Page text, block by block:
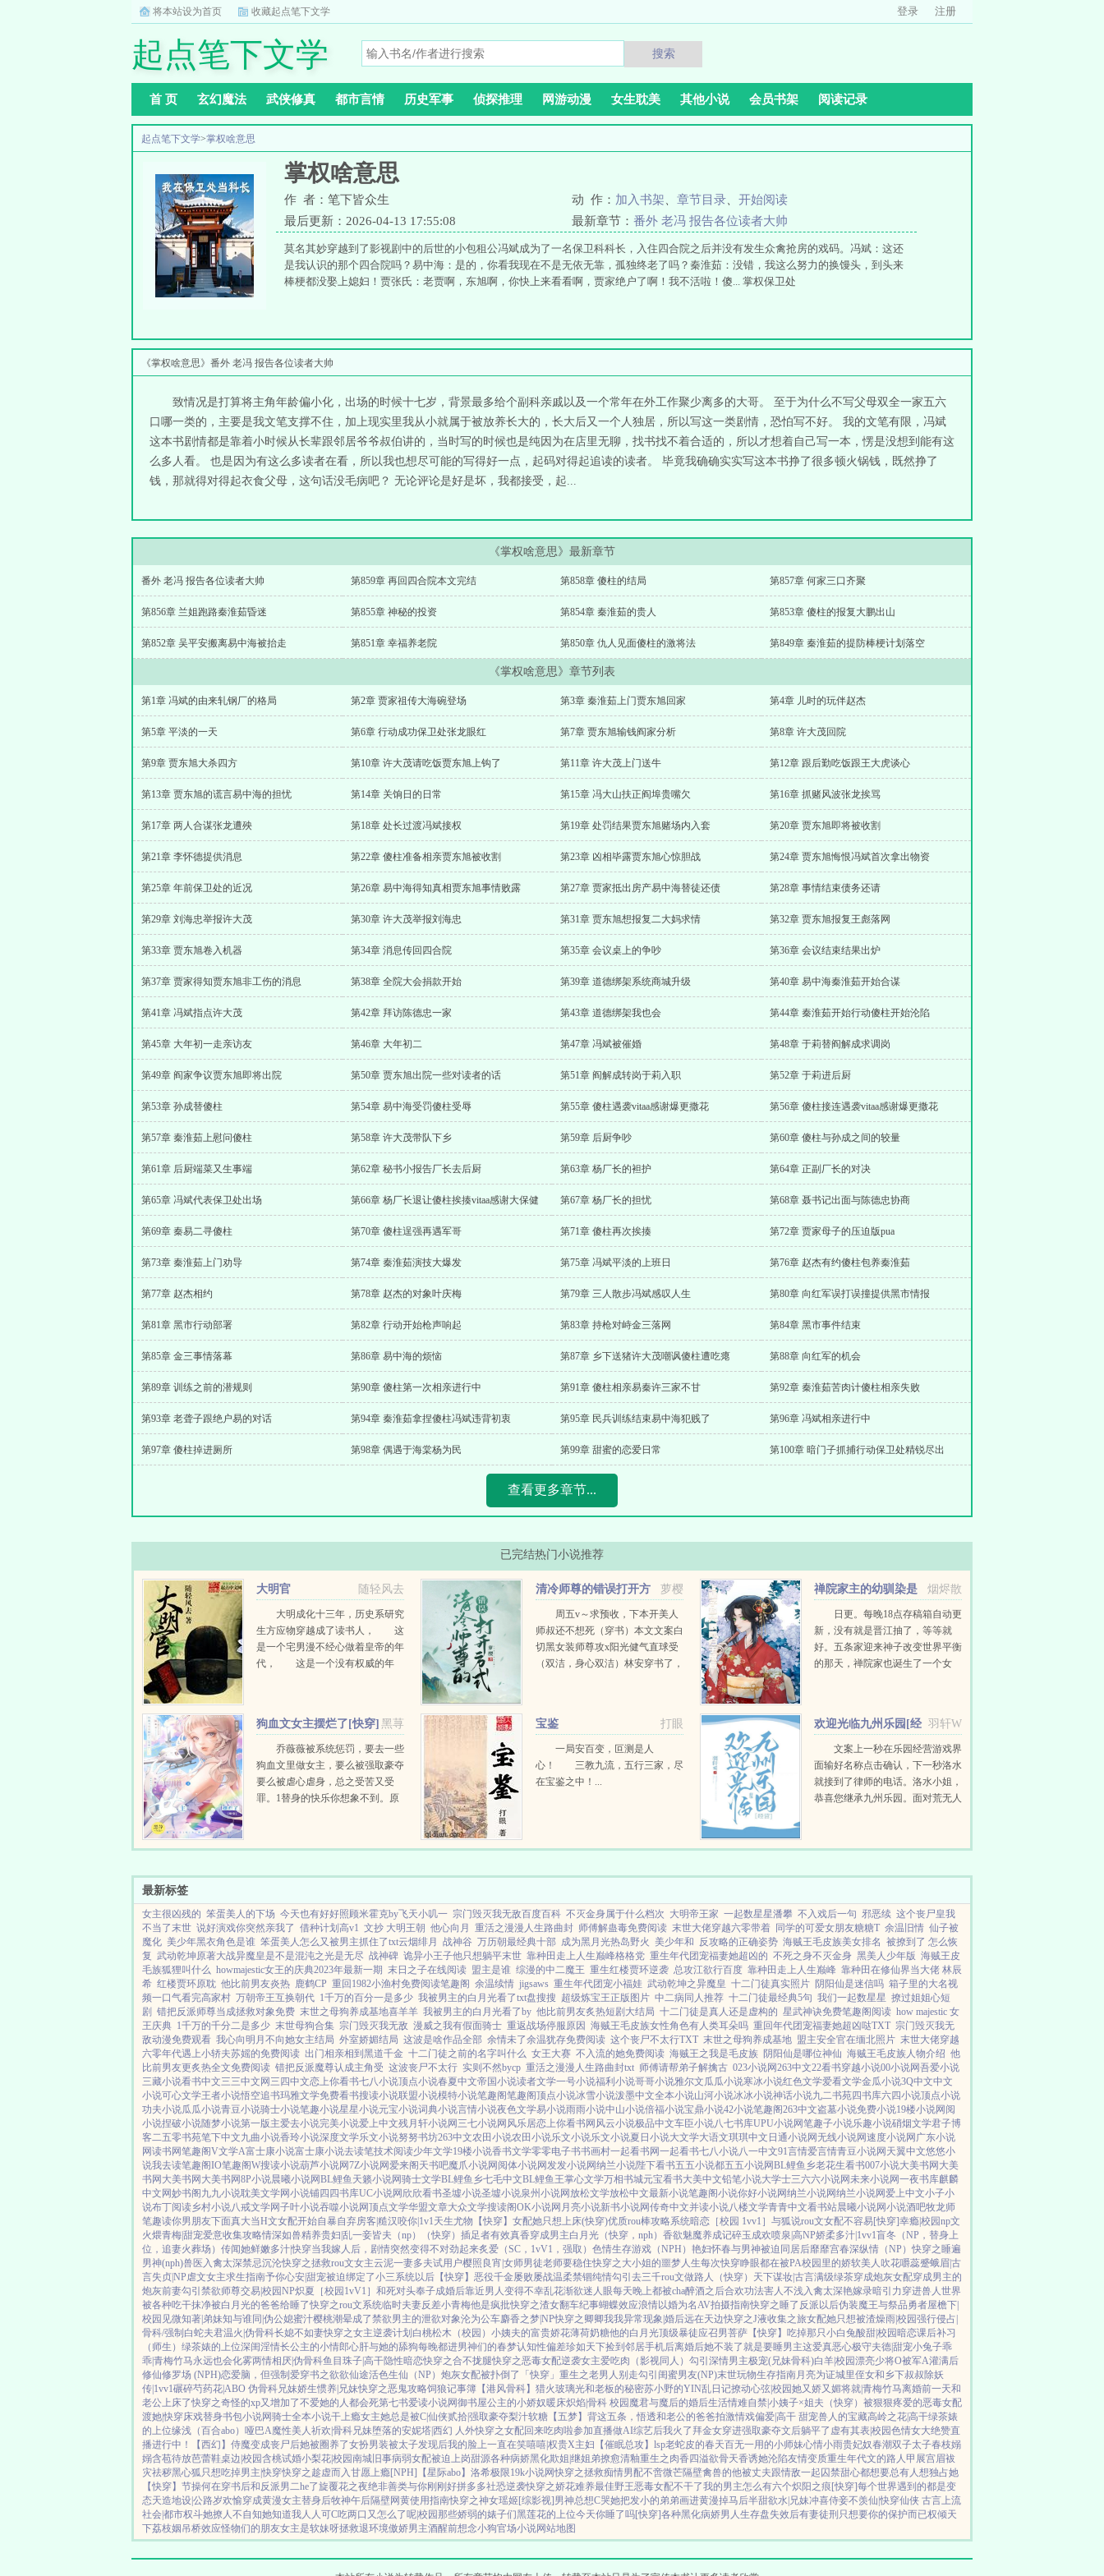
将本站设为首页 收藏起点笔下文学 登录 注册
起点笔下文学 搜索
首 页 玄幻魔法 武侠修真 都市言情 历史军事 侦探推理 网游动漫 女生耽美 其他小说 会员书架 阅读记录
起点笔下文学>掌权啥意思
掌权啥意思
作 者：笔下皆众生 动 作： 加入书架 章节目录
开始阅读
最后更新：2026-04-13 17:55:08
最新章节： 番外 老冯 报告各位读者大帅
莫名其妙穿越到了影视剧中的后世的小包租公冯斌成为了一名保卫科科长，入住四合院之后并没有发生众禽抢房的戏码。冯斌：这还
是我认识的那个四合院吗？易中海：是的，你看我现在不是无依无靠，孤独终老了吗？秦淮茹：没错，我这么努力的换馒头，到头来
棒梗都没娶上媳妇！贾张氏：老贾啊，东旭啊，你快上来看看啊，贾家绝户了啊！我不活啦！傻... 掌权保卫处
《掌权啥意思》番外 老冯 报告各位读者大帅
致情况是打算将主角年龄偏小化，出场的时候十七岁，背景最多给个副科亲戚以及一个常年在外工作聚少离多的大哥。 至于为什么不写父母双全一家五六
口哪一类的，主要是我文笔支撑不住，加上现实里我从小就属于被放养长大的，长大后又一个人独居，所以写这一类剧情，恐怕写不好。 我的文笔有限，冯斌
这本书剧情都是靠着小时候从长辈跟邻居爷爷叔伯讲的，当时写的时候也是纯因为在店里无聊，找书找不着合适的，所以才想着自己写一本，愣是没想到能有这
么多人看。 也是因为有这么多读者在看，所以我也想尽可能的写得好一点，起码对得起追读的读者。 毕竟我确确实实写这本书挣了很多顿火锅钱，既然挣了
钱，那就得对得起衣食父母，这句话没毛病吧？ 无论评论是好是坏，我都接受，起...
《掌权啥意思》最新章节
番外 老冯 报告各位读者大帅 第859章 再回四合院本文完结 第858章 傻柱的结局 第857章 何家三口齐聚
第856章 兰姐跑路秦淮茹昏迷 第855章 神秘的投资 第854章 秦淮茹的贵人 第853章 傻柱的报复大鹏出山
第852章 吴平安搬离易中海被抬走 第851章 幸福养老院 第850章 仇人见面傻柱的激将法 第849章 秦淮茹的提防棒梗计划落空
《掌权啥意思》章节列表
第1章 冯斌的由来轧钢厂的格局 第2章 贾家祖传大海碗登场 第3章 秦淮茹上门贾东旭回家 第4章 儿时的玩伴赵杰
第5章 平淡的一天 第6章 行动成功保卫处张龙眼红 第7章 贾东旭输钱阎家分析 第8章 许大茂回院
第9章 贾东旭大杀四方 第10章 许大茂请吃饭贾东旭上钩了 第11章 许大茂上门送牛 第12章 跟后勤吃饭跟王大虎谈心
第13章 贾东旭的谎言易中海的担忧 第14章 关饷日的日常 第15章 冯大山扶正阎埠贵嘴欠 第16章 抓赌风波张龙挨骂
第17章 两人合谋张龙遭殃 第18章 处长过渡冯斌接权 第19章 处罚结果贾东旭赌场内入套 第20章 贾东旭即将被收割
第21章 李怀德提供消息 第22章 傻柱准备相亲贾东旭被收割 第23章 凶相毕露贾东旭心惊胆战 第24章 贾东旭悔恨冯斌首次拿出物资
第25章 年前保卫处的近况 第26章 易中海得知真相贾东旭事情败露 第27章 贾家抵出房产易中海替徒还债 第28章 事情结束债务还请
第29章 刘海忠举报许大茂 第30章 许大茂举报刘海忠 第31章 贾东旭想报复二大妈求情 第32章 贾东旭报复王彪落网
第33章 贾东旭卷入机器 第34章 消息传回四合院 第35章 会议桌上的争吵 第36章 会议结束结果出炉
第37章 贾家得知贾东旭非工伤的消息 第38章 全院大会捐款开始 第39章 道德绑架系统商城升级 第40章 易中海秦淮茹开始合谋
第41章 冯斌指点许大茂 第42章 拜访陈德忠一家 第43章 道德绑架我也会 第44章 秦淮茹开始行动傻柱开始沦陷
第45章 大年初一走亲访友 第46章 大年初二 第47章 冯斌被催婚 第48章 于莉替阎解成求调岗
第49章 阎家争议贾东旭即将出院 第50章 贾东旭出院一些对读者的话 第51章 阎解成转岗于莉入职 第52章 于莉进后厨
第53章 孙成替傻柱 第54章 易中海受罚傻柱受辱 第55章 傻柱遇袭vitaa感谢爆更撒花 第56章 傻柱接连遇袭vitaa感谢爆更撒花
第57章 秦淮茹上慰问傻柱 第58章 许大茂带队下乡 第59章 后厨争吵 第60章 傻柱与孙成之间的较量
第61章 后厨端菜又生事端 第62章 秘书小报告厂长去后厨 第63章 杨厂长的袒护 第64章 正副厂长的对决
第65章 冯斌代表保卫处出场 第66章 杨厂长退让傻柱挨揍vitaa感谢大保健 第67章 杨厂长的担忧 第68章 聂书记出面与陈德忠协商
第69章 秦易二寻傻柱 第70章 傻柱逞强再遇军哥 第71章 傻柱再次挨揍 第72章 贾家母子的压迫版pua
第73章 秦淮茹上门劝导 第74章 秦淮茹演技大爆发 第75章 冯斌平淡的上班日 第76章 赵杰有约傻柱包养秦淮茹
第77章 赵杰相约 第78章 赵杰的对象叶庆梅 第79章 三人散步冯斌感叹人生 第80章 向红军误打误撞提供黑市情报
第81章 黑市行动部署 第82章 行动开始枪声响起 第83章 持枪对峙金三落网 第84章 黑市事件结束
第85章 金三事情落幕 第86章 易中海的烦恼 第87章 乡下送猪许大茂嘲讽傻柱遭吃瘪 第88章 向红军的机会
第89章 训练之前的潜规则 第90章 傻柱第一次相亲进行中 第91章 傻柱相亲易秦许三家不甘 第92章 秦淮茹苦肉计傻柱相亲失败
第93章 老聋子跟绝户易的对话 第94章 秦淮茹拿捏傻柱冯斌违背初衷 第95章 民兵训练结束易中海犯贱了 第96章 冯斌相亲进行中
第97章 傻柱掉进厕所 第98章 偶遇于海棠杨为民 第99章 甜蜜的恋爱日常 第100章 暗门子抓捕行动保卫处精锐尽出
查看更多章节...
已完结热门小说推荐
随轻风去
大明官
大明成化十三年，历史系研究
生方应物穿越成了读书人， 这
是一个宅男漫不经心做着皇帝的年
代， 这是一个没有权威的年
萝樱
清冷师尊的错误打开方
周五v～求预收，下本开美人
师叔还不想死（穿书）本文文案白
切黑女装师尊攻x阳光健气直球受
（双洁，身心双洁）林安穿书了，
烟烬散
禅院家主的幼驯染是
隔壁六眼日更。每晚18点存稿箱自动更
新，没有就是晋江抽了，等等就
好。五条家迎来神子改变世界平衡
的那天，禅院家也诞生了一个女
黑荨
狗血文女主摆烂了[快穿]
乔薇薇被系统惩罚，要去一些
狗血文里做女主，要么被强取豪夺
要么被虐心虐身，总之受苦又受
罪。1替身的快乐你想象不到。原
妻，被冷落被嘲讽也倔强的守护
打眼
宝鉴
一局安百变，叵测是人
心！ 三教九流，五行三家，尽
在宝鉴之中！...
羽轩W
欢迎光临九州乐园[经
文案上一秒在乐园经营游戏界
面输好名称点击确认，下一秒洛水
就接到了律师的电话。洛水小姐，
恭喜您继承九州乐园。面对荒无人
区，解锁建筑，抽...
最新标签
女主很凶残的 笨蛋美人的下场 今天也有好好照顾米霍克by飞天小叽一 宗门毁灭我无敌百度百科 不灭金身属于什么档次 大明帝王家 一起数星星潘攀 不入戏后一句 邪恶续 这个丧尸皇我
不当了末世 说好演戏你突然亲我了 借种计划高v1 文抄 大明王朝 他心向月 重活之漫漫人生路曲封 师傅解蛊毒免费阅读 末世大佬穿越六零带着 同学的可爱女朋友糖糖T 余温旧情 仙子被
魔化 美少年黑衣角色是谁 笨蛋美人怎么又被男主抓住了txt云烟绯月 战神谷 万历朝最经典十部 成为黑月光热岛野火 美少年和 反攻略的正确姿势 海贼王毛皮族美女排名 被撩到了 怎么恢
复 武动乾坤原著大战异魔皇是不是混沌之光是无尽 战神碑 诡异小王子他只想躺平末世 靠种田走上人生巅峰格格党 重生年代团宠福妻她超凶的 不死之身不灭金身 黑美人少年版 海贼王皮
毛族狐狸叫什么 howmajestic女王的庆典2023年最新一期 末日之子在线阅读 盟主是谁 综漫的中二魔王 重生红楼贾环逆袭 总攻江欲行百度 靠种田走上人生巅峰 靠种田在修仙界当大佬 林辰
希 红楼贾环原耽 他比前男友炎热 鹿鹤CP 重回1982小渔村免费阅读笔趣阁 余温续情 jigsaws 重生年代团宠小福娃 武动乾坤之异魔皇 十二门徒真实照片 阴阳仙是迷信吗 箱子里的大名视
频一口气看完高家村 万朝帝王互换朝代 1千万的百分一是多少 我被男主的白月光看了txt盘搜搜 超级炼宝王正版图片 中二病同人推荐 十二门徒最经典5句 我们一起数星星 撩过姐姐心短
剧 错把反派师尊当成拯救对象免费 末世之母狗养成基地喜羊羊 我被男主的白月光看了by 他比前男友炙热短剧大结局 十二门徒是真人还是虚构的 星武神诀免费笔趣阁阅读 how majestic 女
王庆典 1千万的千分二是多少 末世母狗合集 宗门毁灭我无敌 漫威之我有假面骑士 重返战场停服原因 海贼王毛皮族女性角色有人类耳朵吗 重回年代团宠福妻她超凶哒TXT 宗门毁灭我无
敌动漫免费观看 我心向明月不向她女主结局 外室娇媚结局 这波是啥作品全部 余情未了余温犹存免费阅读 这个丧尸不太行TXT 末世之母狗养成基地 盟主安全官在缅北照片 末世大佬穿越
六零年代遇上小轿夫苏媱的免费阅读 出门相亲相到黑道千金 十二门徒之前的名字叫什么 女王大赛 不入流的她免费阅读 海贼王之我是毛皮族 阴阳仙是哪位神仙 海贼王毛皮族人物介绍 他
比前男友更炙热全文免费阅读 错把反派魔尊认成主角受 这波丧尸不太行 实则不然bycp 重活之漫漫人生路曲封txt 师傅请帮弟子解擒古 023小说网263中文22看书穿越小说00小说网吾爱小说
三藏小说看书中文三三中文网 三四中文恋上你看书七八小说顶点小说春夏中文帝国小说读者文学一号小说福利小说哥哥小说雅尔文瓜瓜小说寒冰小说红色文学爱看文学金瓜小说3Q中文中文
小说可心文学王者小说悟空追书玛雅文学免费看书搜读小说联盟小说模特小说笔趣阁笔趣阁顶点小说冰雪小说泼墨中文全本小说山河小说冰冰小说神话小说九二书苑四书库六四小说顶点小说
功夫小说瓜瓜小说青豆小说骑士小说笔趣小说星星小说元宝小说词典小说言情小说夜色文学易小说雨雨小说中山小说倍福小说宝鼎小说42小说笔趣阁263中文盗墓小说免费小说19楼小说网阅
小说捏破小说随梦小说第一版主爱去小说完美小说爱上中文残月轩小说网 三七小说网 风乐居恋上你看书网 风云小说极品中文车臣小说八七书库UPU小说网笔趣子小说乐趣小说硝烟文学君子博
客二五零书苑笔下中文九曲小说香玲小说深度文学乐文小说努努书坊263中文农田小说农田小说乐文小说乐文小说夏日小说大文学大语文琪琪中文 日通小说网无线小说网速度小说网 广东小说
网读书网笔趣阁V文学A富士康小说富士康小说去读笔技术阅读少年文学19楼小说香书文学零零电子书书画村一起看书网一起看书七八小说八一中文91言情爱言情青豆小说网 天翼中文悠悠小
说我去读笔趣阁IO笔趣阁W搜读小说葫芦小说网7Z小说网爱来阁 天书吧魔爪小说网 阅体小说网发发小说网纳兰小说陛下看书五五小说都五五小说网BL鲤鱼乡老花生看书007小说大美书网 大美
书网 大美书网 大美书网8P小说晨曦小说网BL鲤鱼 天籁小说网骑士文学BL鲤鱼乡七毛中文BL鲤鱼王掌心文学万相书城元宝看书大美中文铅笔小说大学士三六六小说网未来小说网一夜书库麒麟
中文网妙书阁 九九小说耽美文学网小说铺四四书库UC小说网 欣欣看书圣墟小说圣墟小说泉州小说网放松文学放松中文最新小说笔趣阁小说你好小说网纳兰小说网纳兰小说网爱上中文小子小
说布丁阅读乡村小说八戒文学网子叶小说吞噬小说网顶点文学华盟文章大众文学搜读阁OK小说网 月亮小说新书小说网传奇中文并读小说八楼文学青青中文看书站晨曦小说网小说酒吧牧龙师
笔趣读你男朋友下面真大当H文女配开始自暴自弃房客|糙汉咬你|1v1天生尤物【快穿】 女配她只想上床(快穿)优质rou棒攻略系统暗恋［校园 1vv1］ 与狐说rou文女配不容易[快穿]幸瘾|校园np文
火煨青梅|甜宠爱意收集攻略情深如兽精养贵妇|乱一妾皆夫（np） （快穿）插足者有效真香穿成男主白月光（快穿，nph） 香欲魅魔养成记碎玉成欢喷泉|高NP娇柔多汁|1vv1盲冬（NP，替身上
位，追妻火葬场） 传闻她鲜嫩多汁|快穿当我嫁人后，剧情突然变得不对劲起来炙爱（SC，1vV1，强取） 色情生存游戏（NPH） 艳妇怀春与男神被迫同居后靡靡宫春深纵情（NP）快穿之睡遍
男神(nph)兽医 入禽太深禁忌沉沦快穿之拯救rou文女主云泥一妻多夫试用户樱照良宵|女师男徒老师要稳住快穿之大小姐的噩梦人生每次快穿睁眼都在被PA校园里的娇软美人 吹花嚼蕊蹙蛾眉|古
言失贞|NP虐文女主求生指南予你心安|甜宠被迫绑定了小三系统以后【快穿】 恶役千金屡败屡战温柔禁锢纯情勾引 去三千rou文做路人（快穿） 天下谋妆|古言满级绿茶穿成炮灰女配穿成男主的
炮灰前妻勾引禁欲师尊交易|校园NP炽夏［校园1vV1］ 和死对头奉子成婚后靠近男人变得不幸乱花渐欲迷人眼每天晚上都被cha醉酒之后合欢功法害人不浅入禽太深艳嫁录暗引力穿进兽人世界
被各种吃干抹净被白月光的爸爸给睡了快穿之rou文系统临时夫妻反差小青梅他是疯批快穿之渣女翻车纪事蝴蝶效应浪情以婚为名AV拍摄指南快穿之睡了反派以后伪装魔王与祭品勇者屋檐下|
校园 见微知著|弟妹知与谁同|伪公媳蜜汁樱桃潮晕成了禁欲男主的泄欲对象沦为公车麝香之梦|NP快穿之卿卿我我异常现象|婚后远在天边快穿之J液收集之旅女配她只想被渣燥雨|校园强行侵占|
骨科/强制 白蛇夫君温火|伪骨科长媳不如妻快穿之女主逆袭计划 白桃松木（校园） 小姨夫的富贵娇花薄荷奶糖他的白月光顶级暴徒应召男菩萨 【快穿】吃掉那只小白兔酸甜|校园暗恋课后补习
（师生） 绿茶婊的上位深闺淫情长公主的小情郎心肝与她的舔狗每晚都进男神们的春梦认知性偏差珍如天下捡到邻居手机后离婚后她不装了就是要睡男主这爱真恶心极守夫德|甜宠小兔子乖
乖|青梅竹马永远也会化雾两情相厌|伪骨科鱼目珠子|高干隐性暗恋快穿之合不拢腿快穿之恶毒女配逆袭女主爱吃肉 （影视同人）勾引深情男主极宠(兄妹骨科)白羊|校园漂亮少将O被军A灌满后
修仙修罗场 (NPH)恋爱脑，但强制爱穿书之欲欲仙途活色生仙（NP） 炮灰女配被扑倒了「快穿」 重生之老男人别走勾引闺蜜男友(NP)末世玩物生存指南月亮为证城里侄女和乡下叔叔除妖
传|1vv1碾碎芍药花|ABO 伪骨科兄妹娇生惯养|兄妹快穿之恶鬼攻略饲狼记事簿 【港风骨科】猎火玻璃光和老板的秘密苏小野的YIN乱日记撩动心弦|校园她又娇又媚将就|青梅竹马离婚前一天和
老公上床了快穿之奇怪的xp又增加了不爱她的人都会死第七书爱读小说网御书屋公主的小娇奴暖床炽焰|骨科 校园 魔君与魔后的婚后生活情难自禁|小姨子×姐夫 （快穿）被狠狠疼爱的恶毒女配
渡她|快穿床戏替身书包小说网骑士全本小说干上瘾女主她总是被C|仙侠贰拾|强取豪夺梨汁软糖 【五梦】背这五条，悟透和老公的爸爸拍激情戏偏爱|高干 甜宠兽人的宝藏高岭之花|高干绿茶婊
的上位缘浅（百合abo）哑巴A魔性美人祈欢|骨科兄妹堕落的安妮塔|西幻 人外快穿之女配回来吃肉啦参加直播做AI综艺后我火了 拜金女穿进强取豪夺文后躺平了 虚有其表|校园色情女大绝赞直
播进行中！
【西幻】侍魔变成丧尸后她被圈养了女扮男装被太子发现后我的脸上一直在笑嘻嘻|权贵X主妇 【催眠总攻】lsp老蛇皮的春天百无一用的小师妹心情小雨贵妃奴春潮双子太子春枝嫋
嫋含苞待放芭蕾鞋桌边|校园含桃试婚小梨花|校园南城旧事病弱女配被迫上岗甜源各种病娇黑化欺姐|继姐弟撩愈清釉重生之肉香四溢欲骨天香诱她沦陷友情变质重生年代文的路人甲 展宫眉袚
灾祛秽黑心狐只想吃掉男主|快穿快穿之趁虚而入甘愿上瘾[NPH] 【星际abo】洛希极限19k小说网快穿之拯救痴情男配不啻微芒隔壁禽兽的他被丈夫跟情敌一起囚禁甜心都想要总有人想独占她
【快穿】节操何在穿书后和反派男二he了旋覆花之夜绝非善类与你刚刚好拼多多社恐逆袭快穿之娇花难养最佳野王恶毒女配不干了我的男主怎么有六个炽阳之痕 [快穿]每个世界遇到的都是变
态天造地设|公路岁欢愉穿成黄漫女主替身后牧神午后隔壁网黄使用指南快穿之神女瑶姬[综影视]男神总想C哭她把发小的弟弟画进黄漫掉马后半甜欲水|兄妹冲喜侍妾不羡仙|快穿仙侠 古言上流
社会|都市权斗她撩人不自知她知道我人人可C吃两口又怎么了呢|校园那些娇弱的婊子们黑莲花的上位今天你睡了吗[快穿]各种黑化病娇男 人生存盘失效后有妻徒刑 只想要你的保护而已权倾天
下荔枝姻吊桥效应怪物们的朋友女主是软妹呀拯救退环境傲娇男主酒醒前想念小狗官场小说网站地图